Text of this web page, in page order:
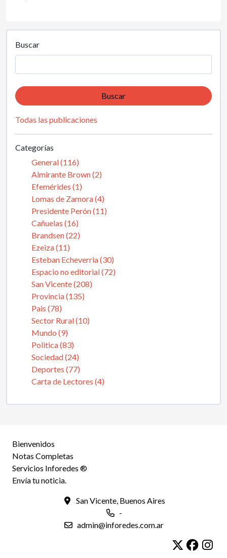
Buscar
Buscar
Todas las publicaciones
Categorías
General (116)
Almirante Brown (2)
Efemérides (1)
Lomas de Zamora (4)
Presidente Perón (11)
Cañuelas (16)
Brandsen (22)
Ezeiza (11)
Esteban Echeverria (30)
Espacio no editorial (72)
San Vicente (208)
Provincia (135)
Pais (78)
Sector Rural (10)
Mundo (9)
Politica (83)
Sociedad (24)
Deportes (77)
Carta de Lectores (4)
Bienvenidos
Notas Completas
Servicios Inforedes ®
Envía tu noticia.
San Vicente, Buenos Aires
-
admin@inforedes.com.ar